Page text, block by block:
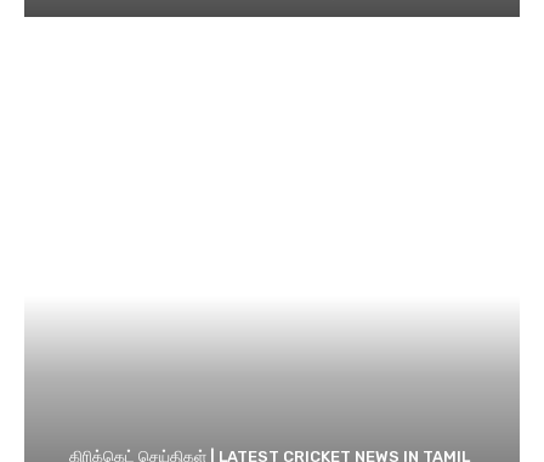
கிரிக்கெட் செய்திகள் | LATEST CRICKET NEWS IN TAMIL